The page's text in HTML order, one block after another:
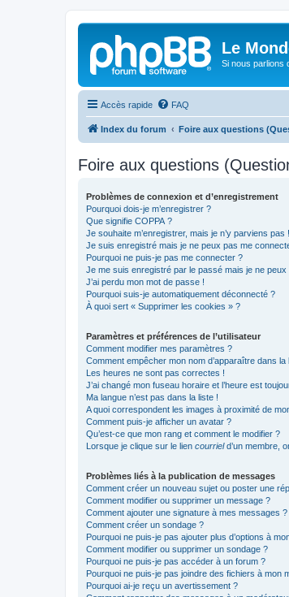
Le
Si nous parlions
Accès rapide FAQ
Index du forum Foire aux questions
Foire aux questions
Problèmes de connexion et d’enregistrement
Pourquoi dois-je m’enregistrer ?
Que signifie COPPA ?
Je souhaite m’enregistrer, mais je n’y parviens pas !
Je suis enregistré mais je ne peux pas me
Pourquoi ne puis-je pas me connecter ?
Je me suis enregistré par le passé mais je ne
J’ai perdu mon mot de passe !
Pourquoi suis-je automatiquement déconnecté ?
À quoi sert « Supprimer les cookies » ?
Paramètres et préférences de l’utilisateur
Comment modifier mes paramètres ?
Comment empêcher mon nom d’apparaître dans
Les heures ne sont pas correctes !
J’ai changé mon fuseau horaire et l’heure est
Ma langue n’est pas dans la liste !
A quoi correspondent les images à proximité de
Comment puis-je afficher un avatar ?
Qu’est-ce que mon rang et comment le modifier ?
Lorsque je clique sur le lien courrield’un membre,
Problèmes liés à la publication de messages
Comment créer un nouveau sujet ou poster une
Comment modifier ou supprimer un message ?
Comment ajouter une signature à mes messages ?
Comment créer un sondage ?
Pourquoi ne puis-je pas ajouter plus d’options à
Comment modifier ou supprimer un sondage ?
Pourquoi ne puis-je pas accéder à un forum ?
Pourquoi ne puis-je pas joindre des fichiers à mon
Pourquoi ai-je reçu un avertissement ?